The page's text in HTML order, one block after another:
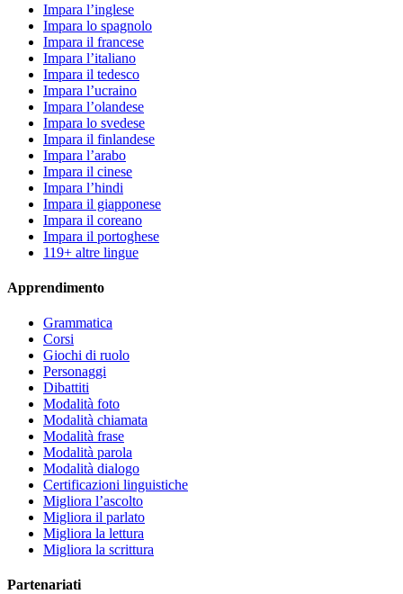
Impara l’inglese
Impara lo spagnolo
Impara il francese
Impara l’italiano
Impara il tedesco
Impara l’ucraino
Impara l’olandese
Impara lo svedese
Impara il finlandese
Impara l’arabo
Impara il cinese
Impara l’hindi
Impara il giapponese
Impara il coreano
Impara il portoghese
119+ altre lingue
Apprendimento
Grammatica
Corsi
Giochi di ruolo
Personaggi
Dibattiti
Modalità foto
Modalità chiamata
Modalità frase
Modalità parola
Modalità dialogo
Certificazioni linguistiche
Migliora l’ascolto
Migliora il parlato
Migliora la lettura
Migliora la scrittura
Partenariati